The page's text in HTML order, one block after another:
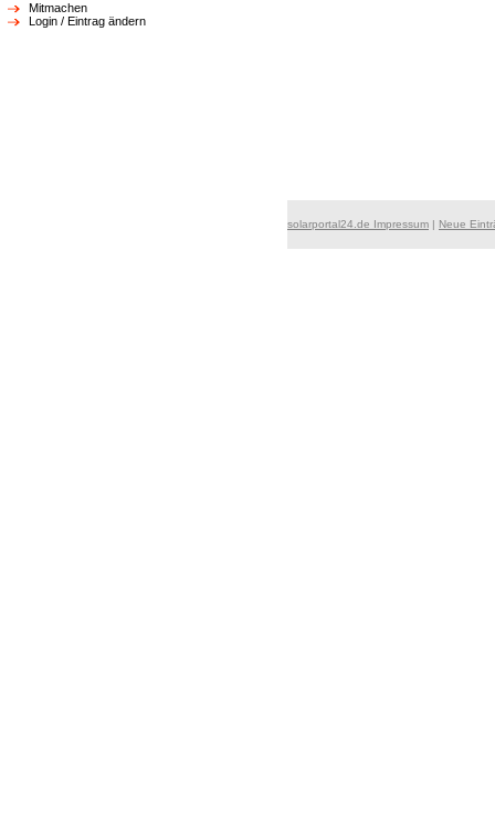
Mitmachen
Login / Eintrag ändern
solarportal24.de Impressum | Neue